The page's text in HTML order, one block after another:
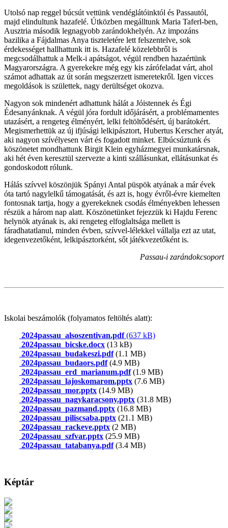
Utolsó nap reggel búcsút vettünk vendéglátóinktól és Passautól,
majd elindultunk hazafelé. Útközben megálltunk Maria Taferl-ben,
Ausztria második legnagyobb zarándokhelyén. Az impozáns
bazilika a Fájdalmas Anya tiszteletére lett felszentelve, sok
érdekességet hallhattunk itt is. Hazafelé közelebbről is
megcsodálhattuk a Melk-i apátságot, végül rendben hazaértünk
Magyarországra. A gyerekekre még egy kis zárófeladat várt, ahol
számot adhattak az út során megszerzett ismeretekről. Igen vicces
megoldások is születtek, nagy derültséget okozva.
Nagyon sok mindenért adhattunk hálát a Jóistennek és Égi
Édesanyánknak. A végül jóra fordult időjárásért, a problémamentes
utazásért, a rengeteg élményért, lelki feltöltődésért, új barátokért.
Megismerhettük az új ifjúsági lelkipásztort, Hubertus Kerscher atyát,
aki nagyon szívélyesen várt és fogadott minket. Elbúcsúztunk és
köszönetet mondhattunk Birgit Klein egyházmegyei munkatársnak,
aki hét éven keresztül szervezte a kinti szállásunkat, ellátásunkat és
gondoskodott rólunk.
Hálás szívvel köszönjük Spányi Antal püspök atyának a már évek
óta tartó nagylelkű támogatását, és azt is, hogy évről-évre kiemelten
fontosnak tartja, hogy a gyerekeknek csodás élményekben lehessen
részük a három nap alatt. Köszönetünket fejezzük ki Hajdu Ferenc
helynök atyának is, aki rengeteg elfoglaltsága mellett is
fáradhatatlanul, minden évben, szívvel-lélekkel vállalja ezt az utat,
idegenvezetőként, lelkipásztorként, sőt játékvezetőként is.
Passau-i zarándokcsoport
Iskolai beszámolók (folyamatos feltöltés alatt):
2024passau_alsoszentivan.pdf(637 kB)
2024passau_bicske.docx (13 kB)
2024passau_budakeszi.pdf(1.1 MB)
2024passau_budaors.pdf(4.9 MB)
2024passau_erd_marianum.pdf(1.9 MB)
2024passau_lajoskomarom.pptx (7.6 MB)
2024passau_mor.pptx (14.9 MB)
2024passau_nagykaracsony.pptx (31.8 MB)
2024passau_pazmand.pptx (16.8 MB)
2024passau_piliscsaba.pptx (21.1 MB)
2024passau_rackeve.pptx (2 MB)
2024passau_szfvar.pptx (25.9 MB)
2024passau_tatabanya.pdf(3.4 MB)
Képtár